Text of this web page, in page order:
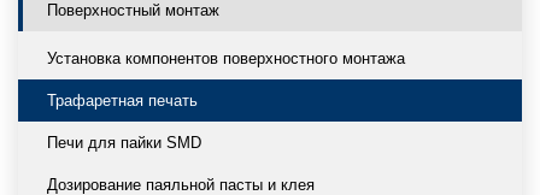
Поверхностный монтаж
Установка компонентов поверхностного монтажа
Трафаретная печать
Печи для пайки SMD
Дозирование паяльной пасты и клея